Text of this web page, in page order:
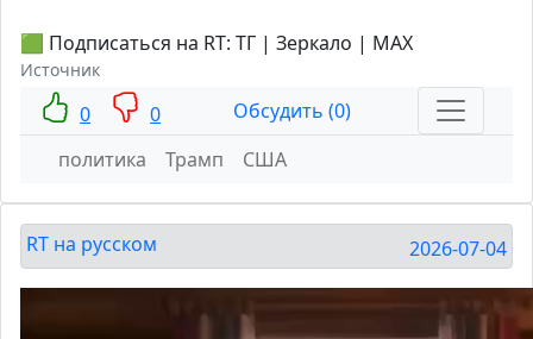
🟩 Подписаться на RT: ТГ | Зеркало | MAX
Источник
0 0
Обсудить (0)
политика
Трамп США
RT на русском 2026-07-04